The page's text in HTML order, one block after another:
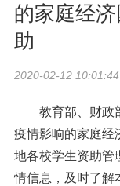
的家庭经
助
2020-02-12 10:01:44
教育部、财政部
疫情影响的家庭经
地各校学生资助管
情信息，及时了解